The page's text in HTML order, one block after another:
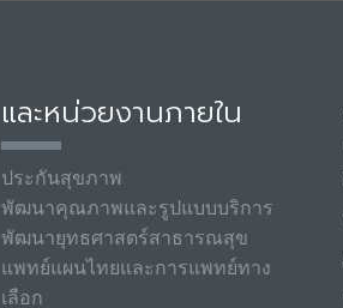
และหน่วยงานภายใน
ประกันสุขภาพ
พัฒนาคุณภาพและรูปแบบบริการ
พัฒนายุทธศาสตร์สาธารณสุข
แพทย์แผนไทยและการแพทย์ทาง
เลือก